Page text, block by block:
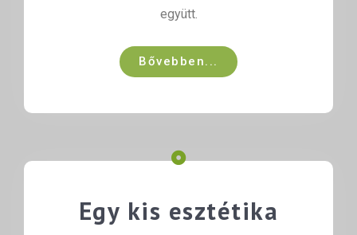
együtt.
Bővebben...
Egy kis esztétika